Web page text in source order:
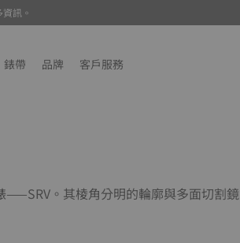
訊。
錶帶 品牌 客戶服務
——SRV。其棱角分明的輪廓與多面切割鏡